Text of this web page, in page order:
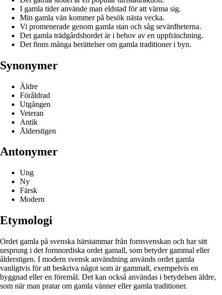
I gamla tider använde man eldstad för att värma sig.
Min gamla vän kommer på besök nästa vecka.
Vi promenerade genom gamla stan och såg sevärdheterna.
Det gamla trädgårdsbordet är i behov av en uppfräschning.
Det finns många berättelser om gamla traditioner i byn.
Synonymer
Äldre
Föråldrad
Utgången
Veteran
Antik
Ålderstigen
Antonymer
Ung
Ny
Färsk
Modern
Etymologi
Ordet gamla på svenska härstammar från fornsvenskan och har sitt
ursprung i det fornnordiska ordet gamall, som betyder gammal eller
ålderstigen. I modern svensk användning används ordet gamla
vanligtvis för att beskriva något som är gammalt, exempelvis en
byggnad eller en föremål. Det kan också användas i betydelsen äldre,
som när man pratar om gamla vänner eller gamla traditioner.